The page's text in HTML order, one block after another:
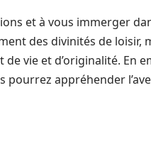
et à vous immerger
des divinités de loisir,
vie et d’originalité. En
pourrez appréhender